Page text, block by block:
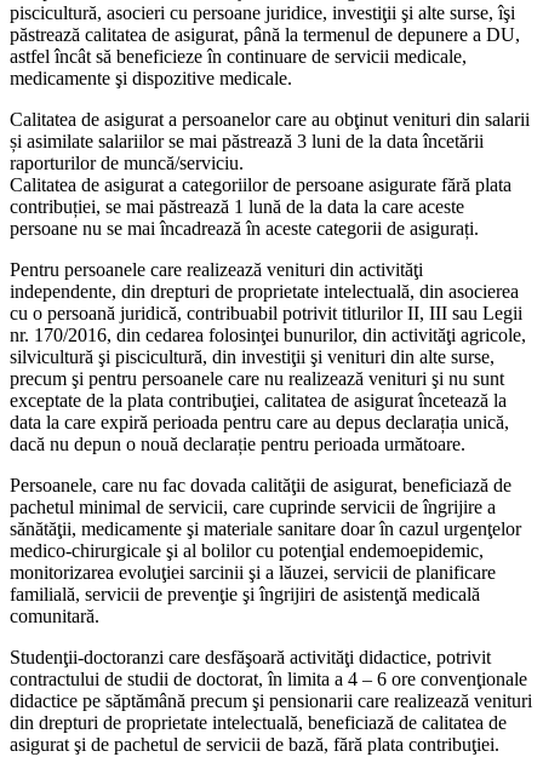
piscicultură, asocieri cu persoane juridice, investiţii şi alte surse, îşi
păstrează calitatea de asigurat, până la termenul de depunere a DU,
astfel încât să beneficieze în continuare de servicii medicale,
medicamente şi dispozitive medicale.
Calitatea de asigurat a persoanelor care au obţinut venituri din salarii
și asimilate salariilor se mai păstrează 3 luni de la data încetării
raporturilor de muncă/serviciu.
Calitatea de asigurat a categoriilor de persoane asigurate fără plata
contribuției, se mai păstrează 1 lună de la data la care aceste
persoane nu se mai încadrează în aceste categorii de asigurați.
Pentru persoanele care realizează venituri din activităţi
independente, din drepturi de proprietate intelectuală, din asocierea
cu o persoană juridică, contribuabil potrivit titlurilor II, III sau Legii
nr. 170/2016, din cedarea folosinţei bunurilor, din activităţi agricole,
silvicultură şi piscicultură, din investiţii şi venituri din alte surse,
precum şi pentru persoanele care nu realizează venituri şi nu sunt
exceptate de la plata contribuţiei, calitatea de asigurat încetează la
data la care expiră perioada pentru care au depus declarația unică,
dacă nu depun o nouă declarație pentru perioada următoare.
Persoanele, care nu fac dovada calităţii de asigurat, beneficiază de
pachetul minimal de servicii, care cuprinde servicii de îngrijire a
sănătăţii, medicamente şi materiale sanitare doar în cazul urgenţelor
medico-chirurgicale şi al bolilor cu potenţial endemoepidemic,
monitorizarea evoluţiei sarcinii şi a lăuzei, servicii de planificare
familială, servicii de prevenţie şi îngrijiri de asistenţă medicală
comunitară.
Studenţii-doctoranzi care desfăşoară activităţi didactice, potrivit
contractului de studii de doctorat, în limita a 4 – 6 ore convenţionale
didactice pe săptămână precum şi pensionarii care realizează venituri
din drepturi de proprietate intelectuală, beneficiază de calitatea de
asigurat şi de pachetul de servicii de bază, fără plata contribuţiei.